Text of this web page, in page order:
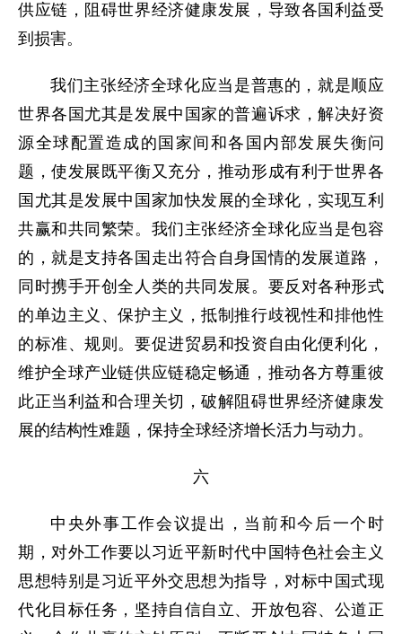
供应链，阻碍世界经济健康发展，导致各国利益受
到损害。
我们主张经济全球化应当是普惠的，就是顺应
世界各国尤其是发展中国家的普遍诉求，解决好资
源全球配置造成的国家间和各国内部发展失衡问
题，使发展既平衡又充分，推动形成有利于世界各
国尤其是发展中国家加快发展的全球化，实现互利
共赢和共同繁荣。我们主张经济全球化应当是包容
的，就是支持各国走出符合自身国情的发展道路，
同时携手开创全人类的共同发展。要反对各种形式
的单边主义、保护主义，抵制推行歧视性和排他性
的标准、规则。要促进贸易和投资自由化便利化，
维护全球产业链供应链稳定畅通，推动各方尊重彼
此正当利益和合理关切，破解阻碍世界经济健康发
展的结构性难题，保持全球经济增长活力与动力。
六
中央外事工作会议提出，当前和今后一个时
期，对外工作要以习近平新时代中国特色社会主义
思想特别是习近平外交思想为指导，对标中国式现
代化目标任务，坚持自信自立、开放包容、公道正